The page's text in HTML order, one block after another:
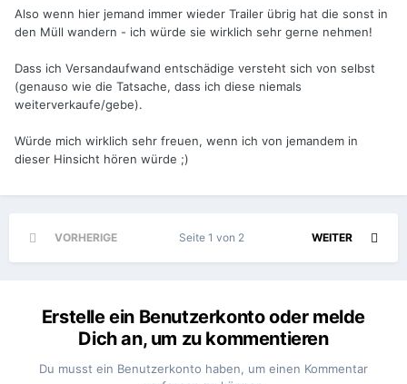
Also wenn hier jemand immer wieder Trailer übrig hat die sonst in
den Müll wandern - ich würde sie wirklich sehr gerne nehmen!
Dass ich Versandaufwand entschädige versteht sich von selbst
(genauso wie die Tatsache, dass ich diese niemals
weiterverkaufe/gebe).
Würde mich wirklich sehr freuen, wenn ich von jemandem in
dieser Hinsicht hören würde ;)
VORHERIGE WEITER
Seite 1 von 2
Erstelle ein Benutzerkonto oder melde
Dich an, um zu kommentieren
Du musst ein Benutzerkonto haben, um einen Kommentar